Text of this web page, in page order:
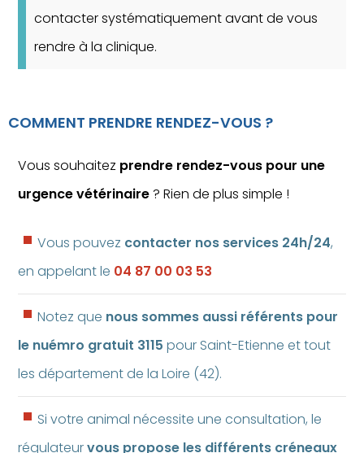
contacter systématiquement avant de vous
rendre à la clinique.
COMMENT PRENDRE RENDEZ-VOUS ?
Vous souhaitez prendre rendez-vous pour une
urgence vétérinaire ? Rien de plus simple !
Vous pouvez contacter nos services 24h/24,
en appelant le 04 87 00 03 53
Notez que nous sommes aussi référents pour
le nuémro gratuit 3115 pour Saint-Etienne et tout
les département de la Loire (42).
Si votre animal nécessite une consultation, le
régulateurvous propose les différents créneaux